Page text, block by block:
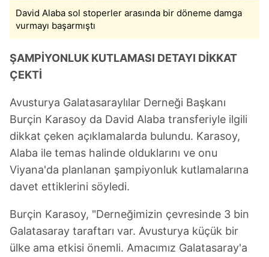
David Alaba sol stoperler arasında bir döneme damga
vurmayı başarmıştı
ŞAMPİYONLUK KUTLAMASI DETAYI DİKKAT
ÇEKTİ
Avusturya Galatasaraylılar Derneği Başkanı
Burçin Karasoy da David Alaba transferiyle ilgili
dikkat çeken açıklamalarda bulundu. Karasoy,
Alaba ile temas halinde olduklarını ve onu
Viyana'da planlanan şampiyonluk kutlamalarına
davet ettiklerini söyledi.
Burçin Karasoy, "Derneğimizin çevresinde 3 bin
Galatasaray taraftarı var. Avusturya küçük bir
ülke ama etkisi önemli. Amacımız Galatasaray'a